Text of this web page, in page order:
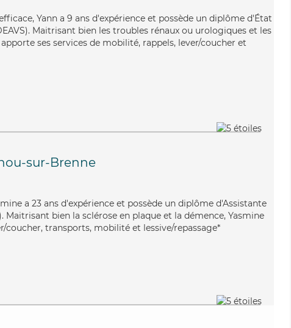
Yann a 9 ans d'expérience et possède un diplôme d'État
Maitrisant bien les troubles rénaux ou urologiques et les
ses services de mobilité, rappels, lever/coucher et
sur-Brenne
a 23 ans d'expérience et possède un diplôme d'Assistante
Maitrisant bien la sclérose en plaque et la démence, Yasmine
coucher, transports, mobilité et lessive/repassage*